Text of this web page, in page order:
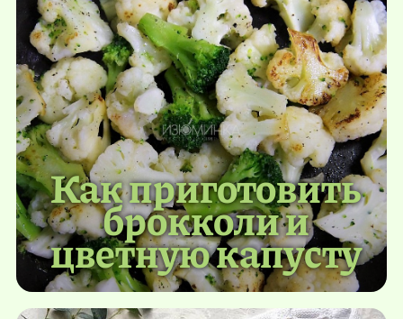
Как приготовить
брокколи и
цветную капусту